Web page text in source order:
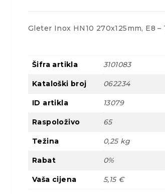
Gleter Inox HN10 270x125mm, E8 –
Šifra artikla 3101083
Kataloški broj 062234
ID artikla 13079
Raspoloživo 65
Težina 0,25 kg
Rabat 0%
Vaša cijena 5,15 €